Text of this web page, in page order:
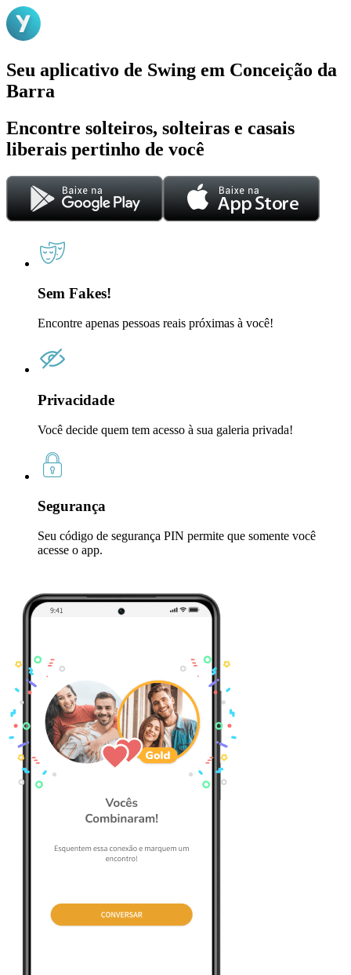
Seu aplicativo de Swing em Conceição da
Barra
Encontre solteiros, solteiras e casais
liberais pertinho de você
Sem Fakes!
Encontre apenas pessoas reais próximas à você!
Privacidade
Você decide quem tem acesso à sua galeria privada!
Segurança
Seu código de segurança PIN permite que somente você
acesse o app.